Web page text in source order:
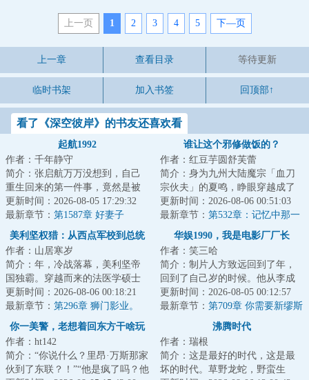
上一页 1 2 3 4 5 下—页
上一章 查看目录 等待更新
临时书架 加入书签 回顶部↑
看了《深空彼岸》的书友还喜欢看
起航1992
作者：千年静守
简介：张启航万万没想到，自己
重生回来的第一件事，竟然是被
逼着帮单位背黑锅……...
更新时间：2026-08-05 17:29:32
最新章节： 第1587章 好妻子
谁让这个邪修做饭的？
作者：红豆芋圆舒芙蕾
简介：身为九州大陆魔宗「血刀
宗伙夫」的夏鸣，睁眼穿越成了
都市的一名烤肉店老板。此刻，
他正与名天南海...
更新时间：2026-08-06 00:51:03
最新章节： 第532章：记忆中那一
抹不寻常的苦涩，我知道了...是
「啤酒花」！！！
美利坚权猎：从西点军校到总统
作者：山居寒岁
简介：年，冷战落幕，美利坚帝
国独霸。穿越而来的法医学硕士
卢克，正懵逼的站在西点军校的
阅兵场上。本想...
更新时间：2026-08-06 00:18:21
最新章节： 第296章 狮门影业。
《我是山姆》。（求月票！）
华娱1990，我是电影厂厂长
作者：笑三哈
简介：制片人方致远回到了年，
回到了自己岁的时候。他从李成
儒手中忽悠到万，利用海湾战争
石油暴涨的机会...
更新时间：2026-08-05 00:12:57
最新章节： 第709章 你需要新缪斯
你一美警，老想着回东方干啥玩
作者：ht142
简介：“你说什么？里昂·万斯那家
伙到了东联？！”“他是疯了吗？他
沸腾时代
作者：瑞根
简介：这是最好的时代，这是最
坏的时代。草野龙蛇，野蛮生